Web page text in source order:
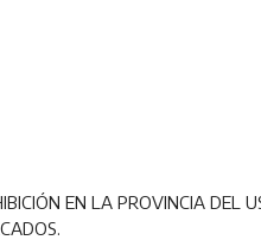
EN LA PROVINCIA DEL